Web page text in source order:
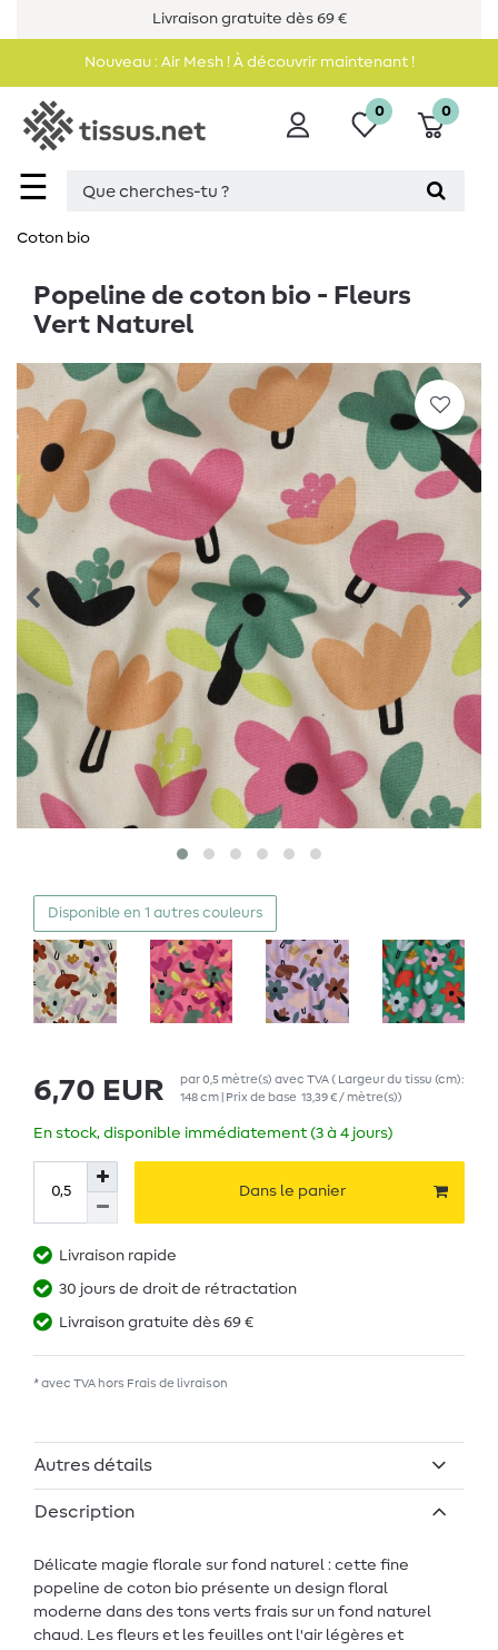
Livraison gratuite dès 69 €
Nouveau : Air Mesh ! À découvrir maintenant !
☰
0 0
Coton bio
Popeline de coton bio - Fleurs
Vert Naturel
Disponible en 1 autres couleurs
6,70 EUR par0,5 mètre(s) avec TVA( Largeur du tissu (cm):
148 cm | Prix de base 13,39 € / mètre(s))
En stock, disponible immédiatement (3 à 4 jours)
Dans le panier
Livraison rapide
30 jours de droit de rétractation
Livraison gratuite dès 69 €
* avec TVA hors Frais de livraison
Autres détails
Description
Délicate magie florale sur fond naturel : cette fine
popeline de coton bio présente un design floral
moderne dans des tons verts frais sur un fond naturel
chaud. Les fleurs et les feuilles ont l'air légères et